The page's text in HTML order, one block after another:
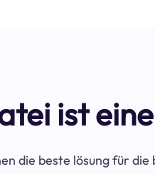
ist
die beste lösung für